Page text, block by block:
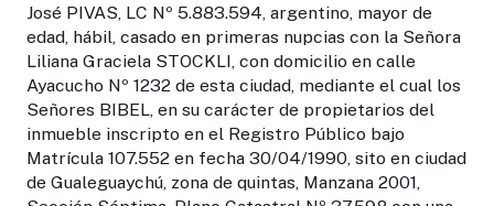
José PIVAS, LC Nº 5.883.594, argentino, mayor de
edad, hábil, casado en primeras nupcias con la Señora
Liliana Graciela STOCKLI, con domicilio en calle
Ayacucho Nº 1232 de esta ciudad, mediante el cual los
Señores BIBEL, en su carácter de propietarios del
inmueble inscripto en el Registro Público bajo
Matrícula 107.552 en fecha 30/04/1990, sito en ciudad
de Gualeguaychú, zona de quintas, Manzana 2001,